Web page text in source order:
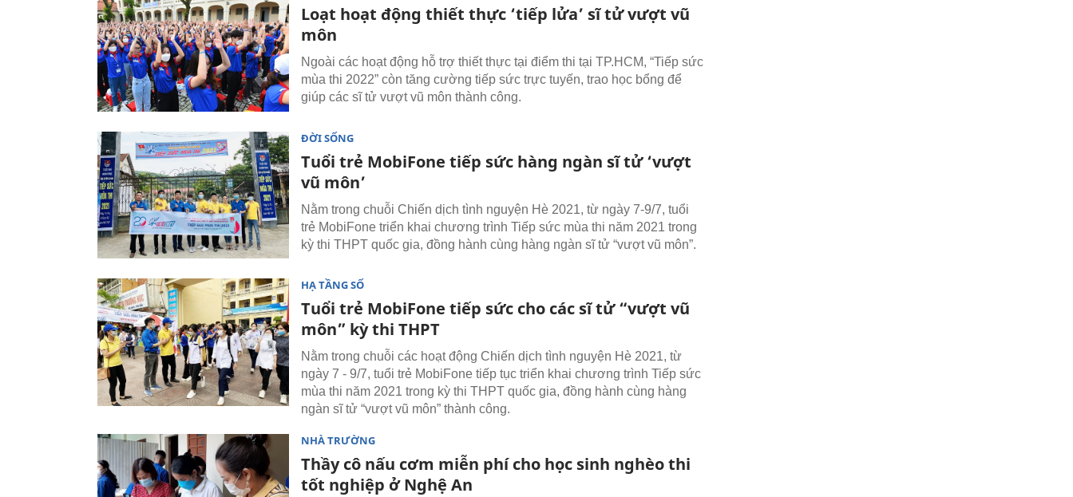
Loạt hoạt động thiết thực ‘tiếp lửa’ sĩ tử vượt vũ
môn
Ngoài các hoạt động hỗ trợ thiết thực tại điểm thi tại TP.HCM, “Tiếp sức
mùa thi 2022” còn tăng cường tiếp sức trực tuyến, trao học bổng để
giúp các sĩ tử vượt vũ môn thành công.
ĐỜI SỐNG
Tuổi trẻ MobiFone tiếp sức hàng ngàn sĩ tử ‘vượt
vũ môn’
Nằm trong chuỗi Chiến dịch tình nguyện Hè 2021, từ ngày 7-9/7, tuổi
trẻ MobiFone triển khai chương trình Tiếp sức mùa thi năm 2021 trong
kỳ thi THPT quốc gia, đồng hành cùng hàng ngàn sĩ tử “vượt vũ môn”.
HẠ TẦNG SỐ
Tuổi trẻ MobiFone tiếp sức cho các sĩ tử “vượt vũ
môn” kỳ thi THPT
Nằm trong chuỗi các hoạt động Chiến dịch tình nguyện Hè 2021, từ
ngày 7 - 9/7, tuổi trẻ MobiFone tiếp tục triển khai chương trình Tiếp sức
mùa thi năm 2021 trong kỳ thi THPT quốc gia, đồng hành cùng hàng
ngàn sĩ tử “vượt vũ môn” thành công.
NHÀ TRƯỜNG
Thầy cô nấu cơm miễn phí cho học sinh nghèo thi
tốt nghiệp ở Nghệ An